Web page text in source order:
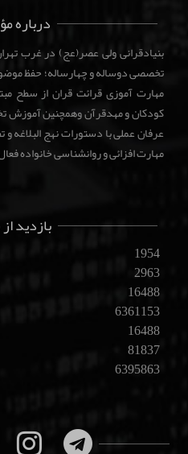
درباره
بنیادقرانی ولی عصر(عج) در غرب
تخصصی دوساله و چهارساله؛ حفظ
مهارت آموزی قرائت قران از سطح
کودکان و مهدقرآن وهمچنین آموزش
عرفان عملی با دستورات نهج البلاغه
مهارت افزائی و روانشناسی خانواده
بازدید
1954
2963
16488
6361153
16488
81837
6395863